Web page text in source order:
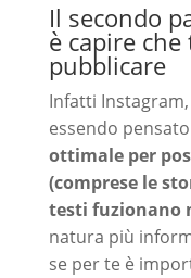
Il secondo
è capire
pubblicare
Infatti
essendo
ottimale per
(comprese le
testi fuzionano
natura più
se per te è